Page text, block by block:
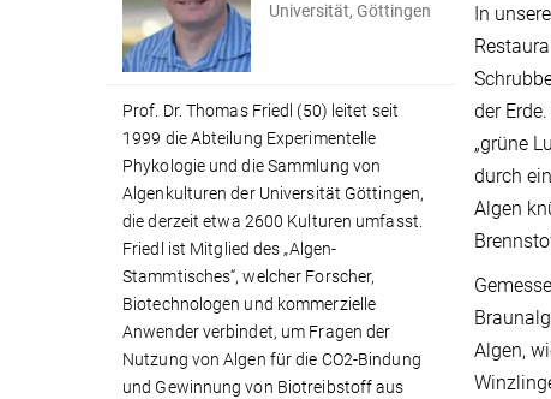
In
der
„grüne
durch
Algen
Algen,
Universität, Göttingen
Prof. Dr. Thomas Friedl (50) leitet seit
1999 die Abteilung Experimentelle
Phykologie und die Sammlung von
Algenkulturen der Universität Göttingen,
die derzeit etwa 2600 Kulturen umfasst.
Friedl ist Mitglied des „Algen-
Stammtisches“, welcher Forscher,
Biotechnologen und kommerzielle
Anwender verbindet, um Fragen der
Nutzung von Algen für die CO2-Bindung
und Gewinnung von Biotreibstoff aus